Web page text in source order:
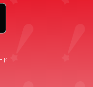
ド